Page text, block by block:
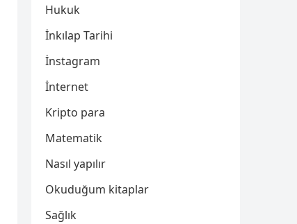
Hukuk
İnkılap Tarihi
İnstagram
İnternet
Kripto para
Matematik
Nasıl yapılır
Okuduğum kitaplar
Sağlık